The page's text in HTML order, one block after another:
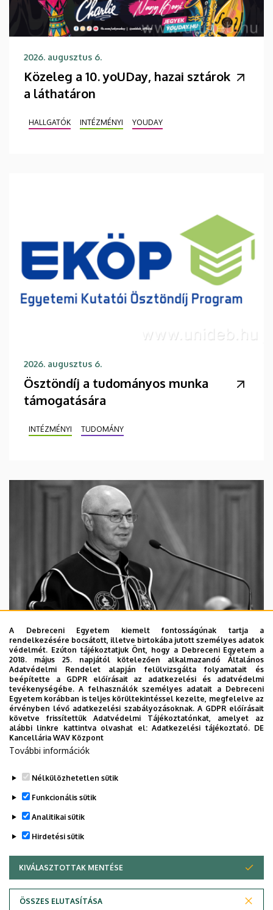
2026. augusztus 6.
Közeleg a 10. yoUDay, hazai sztárok
a láthatáron
HALLGATÓK INTÉZMÉNYI YOUDAY
2026. augusztus 6.
Ösztöndíj a tudományos munka
támogatására
INTÉZMÉNYI TUDOMÁNY
2026. augusztus 5.
Díszdoktorát gyászolja a Debreceni
Egyetem
INTÉZMÉNYI TTK TUDOMÁNY
A Debreceni Egyetem kiemelt fontosságúnak tartja a
rendelkezésére bocsátott, illetve birtokába jutott személyes adatok
védelmét. Ezúton tájékoztatjuk Önt, hogy a Debreceni Egyetem a
2018. május 25. napjától kötelezően alkalmazandó Általános
Adatvédelmi Rendelet alapján felülvizsgálta folyamatait és
beépítette a GDPR előírásait az adatkezelési és adatvédelmi
tevékenységébe. A felhasználók személyes adatait a Debreceni
Egyetem korábban is teljes körültekintéssel kezelte, megfelelve az
érvényben lévő adatkezelési szabályozásoknak. A GDPR előírásait
követve frissítettük Adatvédelmi Tájékoztatónkat, amelyet az
alábbi linkre kattintva olvashat el:Adatkezelési tájékoztató. DE
Kancellária WAV Központ
További információk
Nélkülözhetetlen sütik
Funkcionális sütik
Analitikai sütik
Hirdetési sütik
KIVÁLASZTOTTAK MENTÉSE
ÖSSZES ELUTASÍTÁSA
WITHDRAW CONSENT